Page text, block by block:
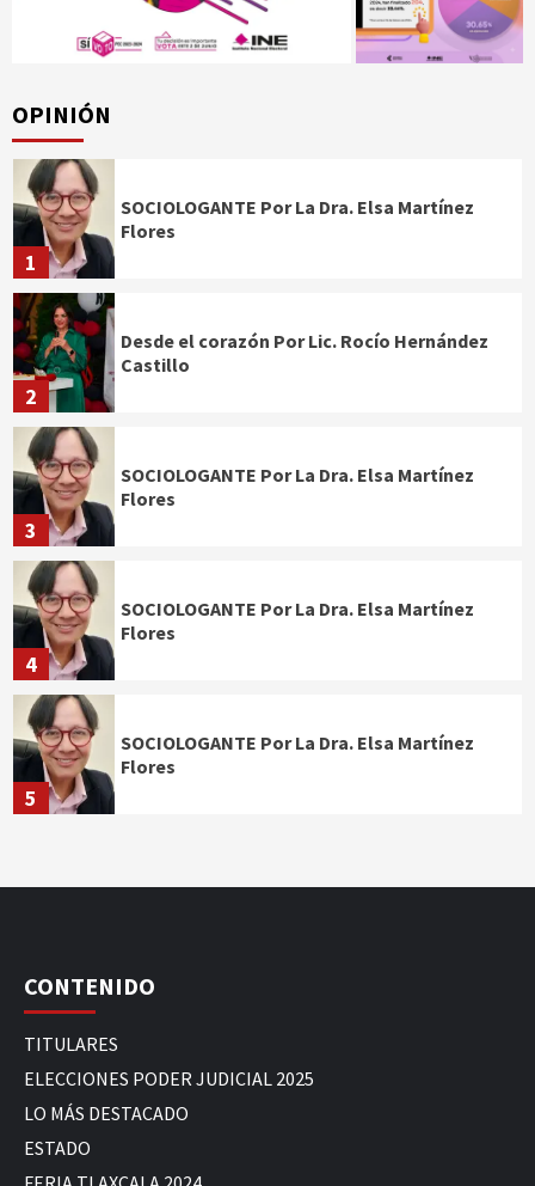
OPINIÓN
1
SOCIOLOGANTE Por La Dra. Elsa Martínez
Flores
2
Desde el corazón Por Lic. Rocío Hernández
Castillo
3
SOCIOLOGANTE Por La Dra. Elsa Martínez
Flores
4
SOCIOLOGANTE Por La Dra. Elsa Martínez
Flores
5
SOCIOLOGANTE Por La Dra. Elsa Martínez
Flores
CONTENIDO
TITULARES
ELECCIONES PODER JUDICIAL 2025
LO MÁS DESTACADO
ESTADO